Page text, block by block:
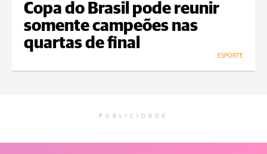
Copa do Brasil pode reunir
somente campeões nas
quartas de final
ESPORTE
PUBLICIDADE